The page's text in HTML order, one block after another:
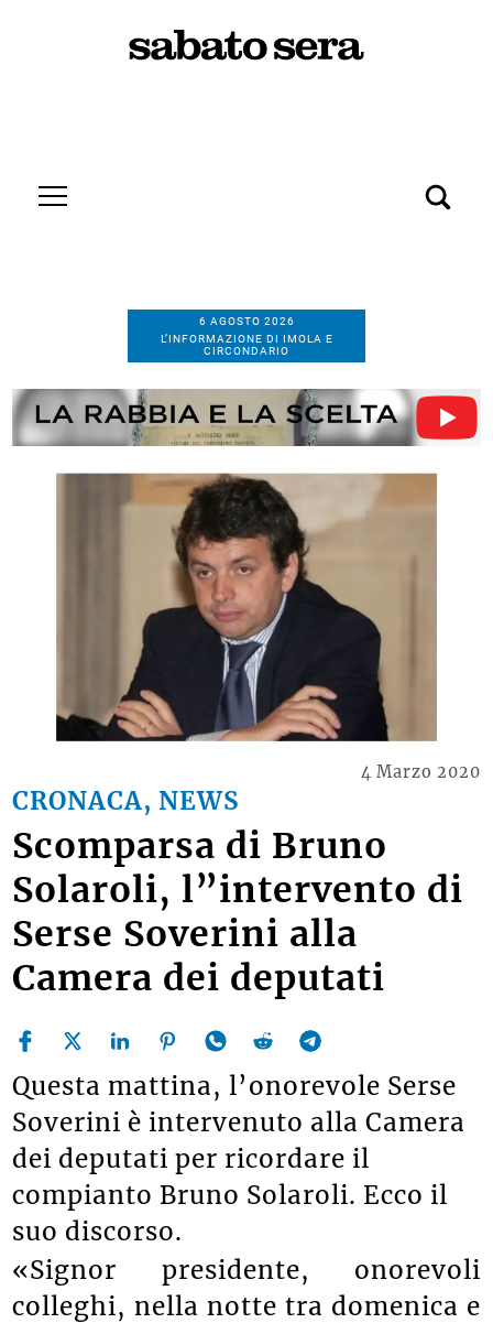
6 AGOSTO 2026
L’INFORMAZIONE DI IMOLA E
CIRCONDARIO
CRONACA, NEWS
4 Marzo 2020
Scomparsa di Bruno
Solaroli, l”intervento di
Serse Soverini alla
Camera dei deputati
Questa mattina, l’onorevole Serse
Soverini è intervenuto alla Camera
dei deputati per ricordare il
compianto Bruno Solaroli. Ecco il
suo discorso.
«Signor presidente, onorevoli
colleghi, nella notte tra domenica e